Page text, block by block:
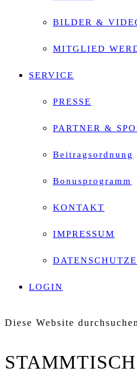
BILDER &
MITGLIED
SERVICE
PRESSE
PARTNER &
Beitragsordnung
Bonusprogramm
KONTAKT
IMPRESSUM
LOGIN
Diese Website